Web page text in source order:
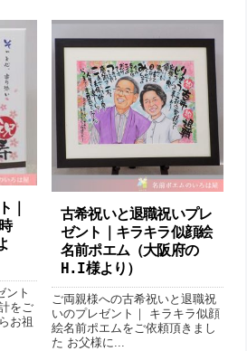
｜
ント
をご
お祖
古希祝いと退職祝いプレ
ゼント｜キラキラ似顔絵
名前ポエム （ 大阪府の
H.I様より ）
ご両親様への古希祝いと退職祝
いのプレゼント｜ キラキラ似顔
絵名前ポエムをご依頼頂きまし
た お父様に...